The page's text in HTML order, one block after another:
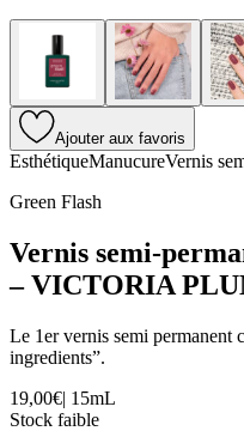
Ajouter aux favoris
EsthétiqueManucureVernis
Green Flash
Vernis semi-
– VICTORIA
Le 1er vernis semi permanent
ingredients”.
19,00€| 15mL
Stock faible